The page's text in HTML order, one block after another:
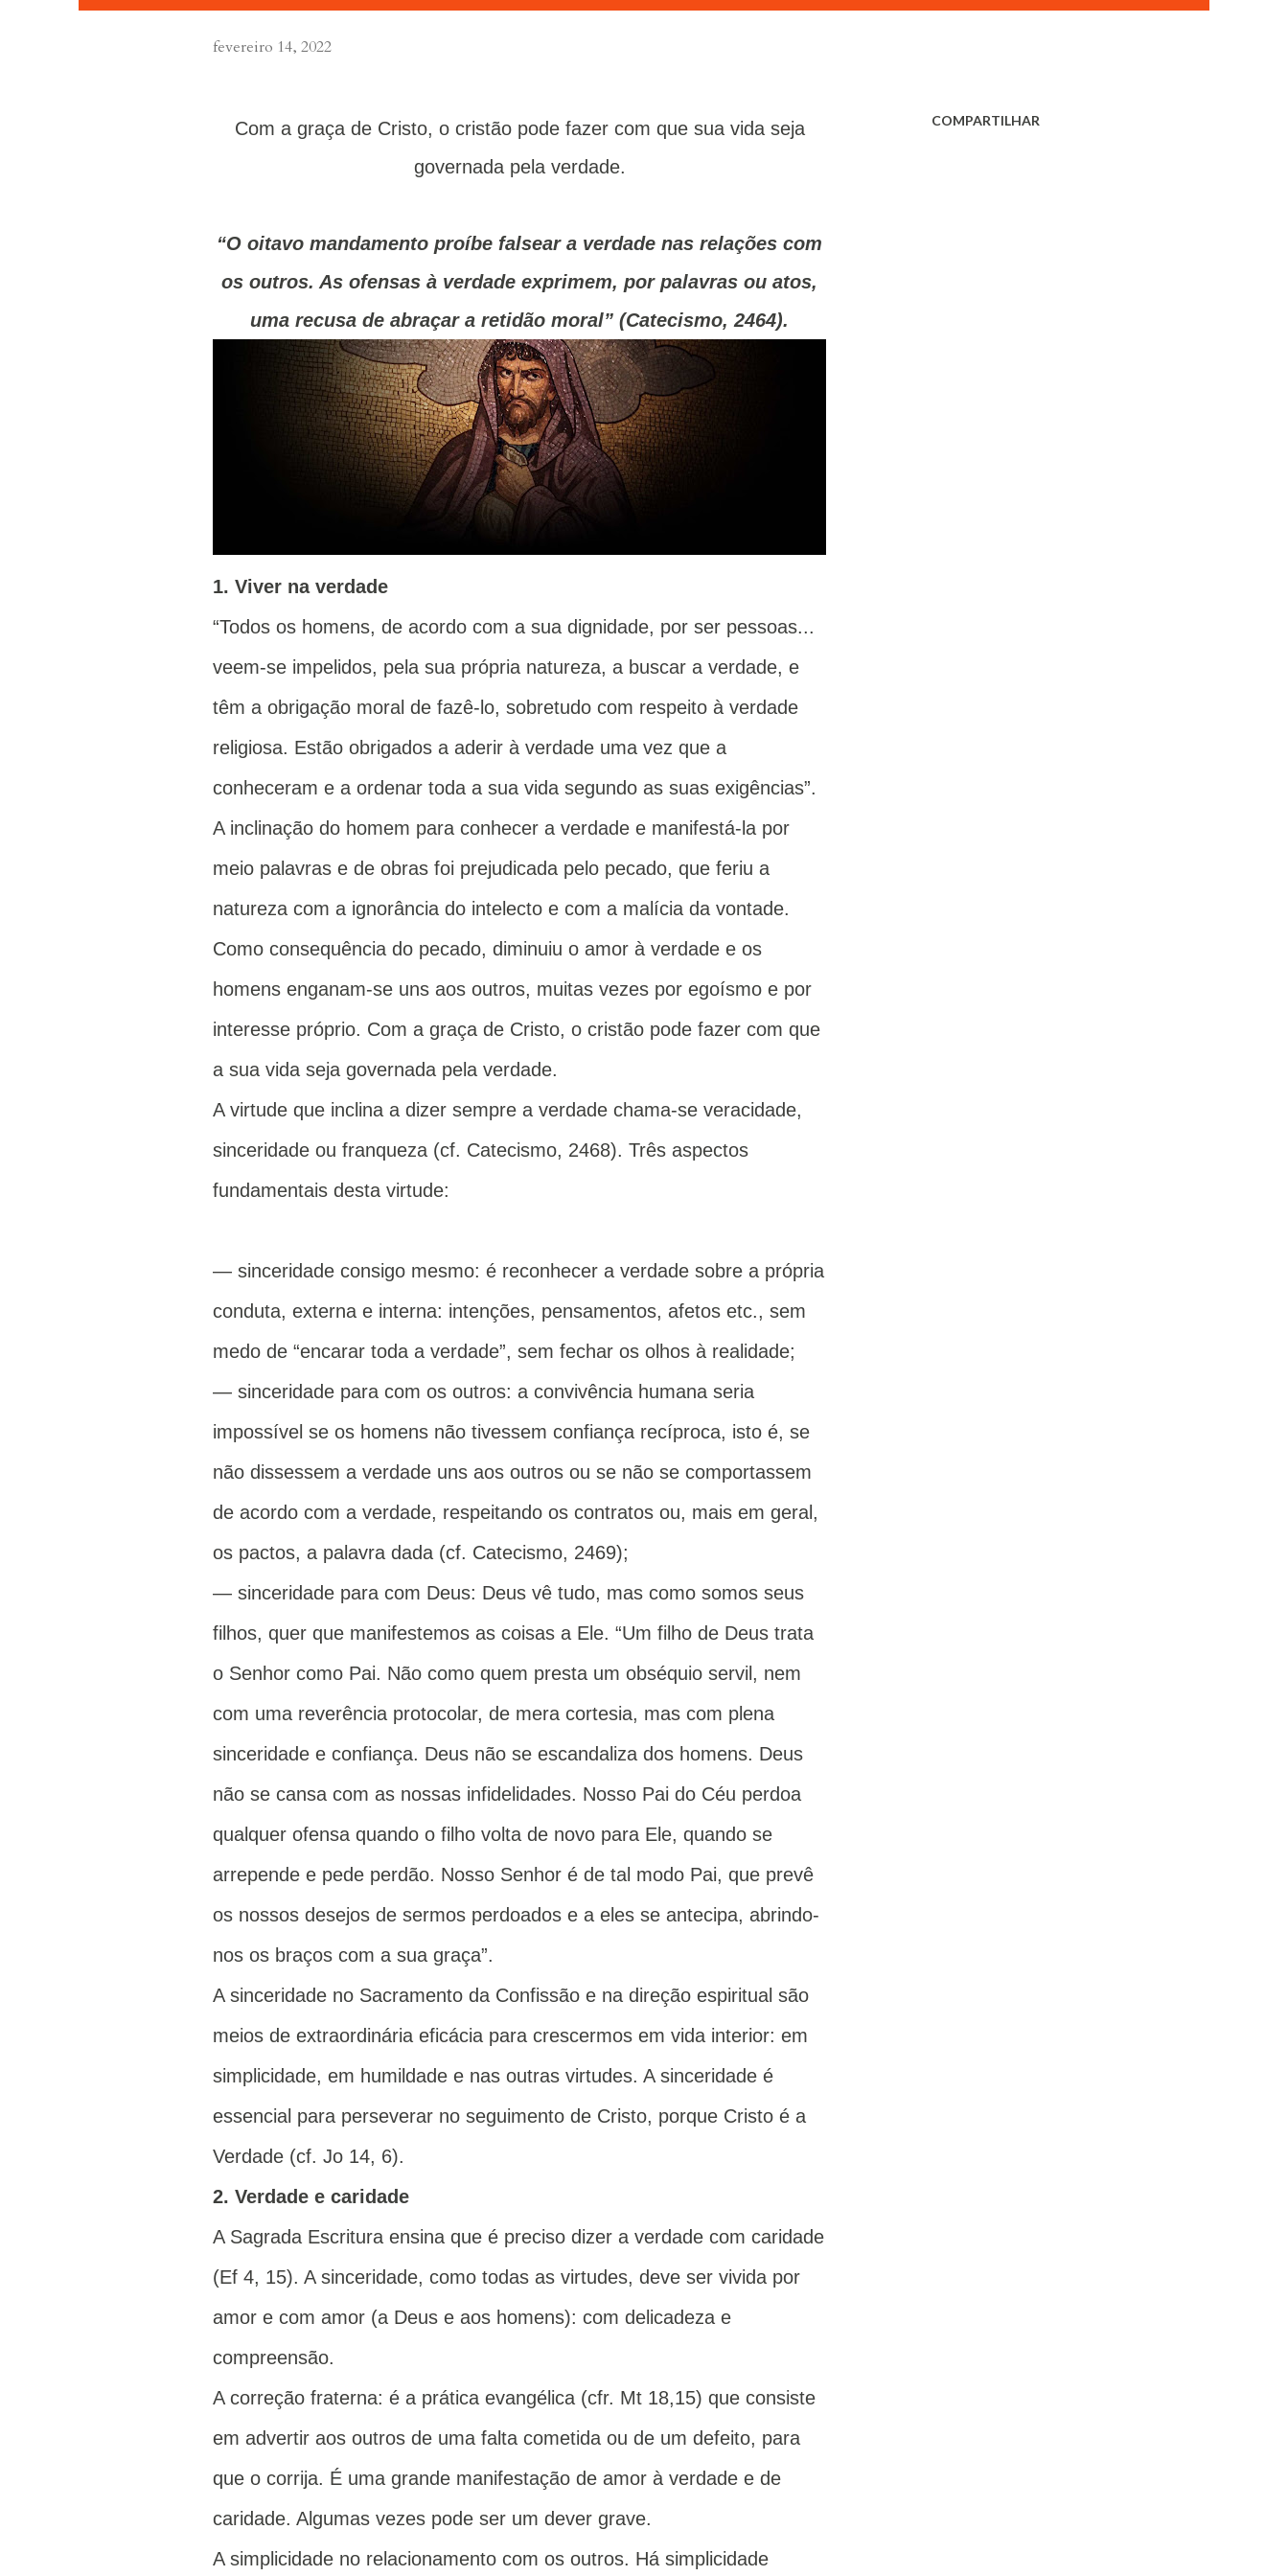
fevereiro 14, 2022
Com a graça de Cristo, o cristão pode fazer com que sua vida seja
governada pela verdade.
“O oitavo mandamento proíbe falsear a verdade nas relações com
os outros. As ofensas à verdade exprimem, por palavras ou atos,
uma recusa de abraçar a retidão moral” (Catecismo, 2464).
1. Viver na verdade
“Todos os homens, de acordo com a sua dignidade, por ser pessoas...
veem-se impelidos, pela sua própria natureza, a buscar a verdade, e
têm a obrigação moral de fazê-lo, sobretudo com respeito à verdade
religiosa. Estão obrigados a aderir à verdade uma vez que a
conheceram e a ordenar toda a sua vida segundo as suas exigências”.
A inclinação do homem para conhecer a verdade e manifestá-la por
meio palavras e de obras foi prejudicada pelo pecado, que feriu a
natureza com a ignorância do intelecto e com a malícia da vontade.
Como consequência do pecado, diminuiu o amor à verdade e os
homens enganam-se uns aos outros, muitas vezes por egoísmo e por
interesse próprio. Com a graça de Cristo, o cristão pode fazer com que
a sua vida seja governada pela verdade.
A virtude que inclina a dizer sempre a verdade chama-se veracidade,
sinceridade ou franqueza (cf. Catecismo, 2468). Três aspectos
fundamentais desta virtude:
— sinceridade consigo mesmo: é reconhecer a verdade sobre a própria
conduta, externa e interna: intenções, pensamentos, afetos etc., sem
medo de “encarar toda a verdade”, sem fechar os olhos à realidade;
— sinceridade para com os outros: a convivência humana seria
impossível se os homens não tivessem confiança recíproca, isto é, se
não dissessem a verdade uns aos outros ou se não se comportassem
de acordo com a verdade, respeitando os contratos ou, mais em geral,
os pactos, a palavra dada (cf. Catecismo, 2469);
— sinceridade para com Deus: Deus vê tudo, mas como somos seus
filhos, quer que manifestemos as coisas a Ele. “Um filho de Deus trata
o Senhor como Pai. Não como quem presta um obséquio servil, nem
com uma reverência protocolar, de mera cortesia, mas com plena
sinceridade e confiança. Deus não se escandaliza dos homens. Deus
não se cansa com as nossas infidelidades. Nosso Pai do Céu perdoa
qualquer ofensa quando o filho volta de novo para Ele, quando se
arrepende e pede perdão. Nosso Senhor é de tal modo Pai, que prevê
os nossos desejos de sermos perdoados e a eles se antecipa, abrindo-
nos os braços com a sua graça”.
A sinceridade no Sacramento da Confissão e na direção espiritual são
meios de extraordinária eficácia para crescermos em vida interior: em
simplicidade, em humildade e nas outras virtudes. A sinceridade é
essencial para perseverar no seguimento de Cristo, porque Cristo é a
Verdade (cf. Jo 14, 6).
2. Verdade e caridade
A Sagrada Escritura ensina que é preciso dizer a verdade com caridade
(Ef 4, 15). A sinceridade, como todas as virtudes, deve ser vivida por
amor e com amor (a Deus e aos homens): com delicadeza e
compreensão.
A correção fraterna: é a prática evangélica (cfr. Mt 18,15) que consiste
em advertir aos outros de uma falta cometida ou de um defeito, para
que o corrija. É uma grande manifestação de amor à verdade e de
caridade. Algumas vezes pode ser um dever grave.
A simplicidade no relacionamento com os outros. Há simplicidade
COMPARTILHAR